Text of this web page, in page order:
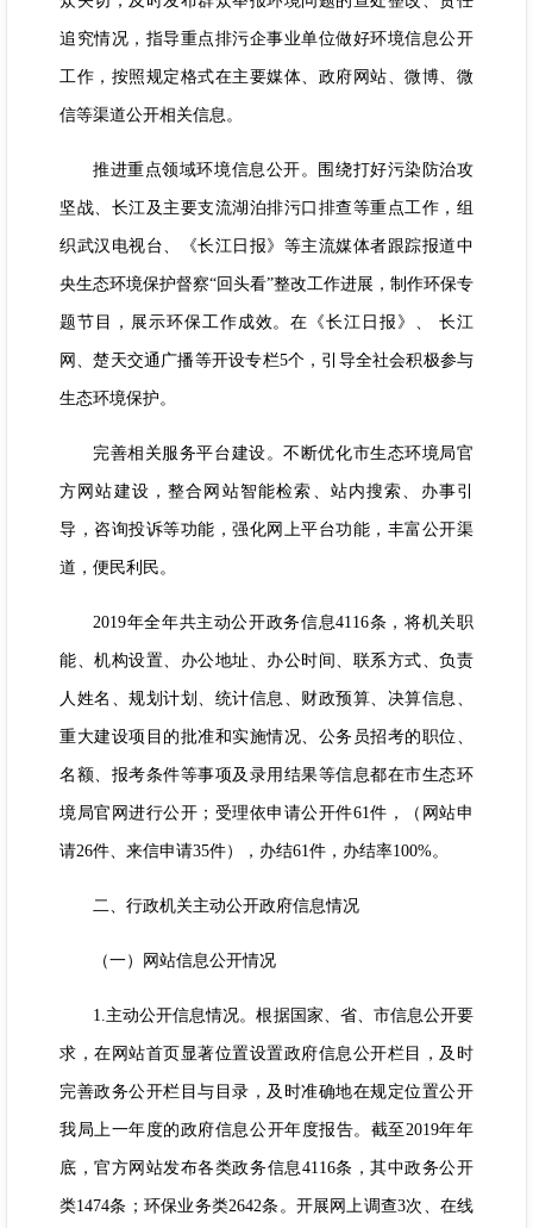
追究情况，指导重点排污企事业单位做好环境信息公开
工作，按照规定格式在主要媒体、政府网站、微博、微
信等渠道公开相关信息。
推进重点领域环境信息公开。 围绕打好污染防治攻
坚战、长江及主要支流湖泊排污口排查等重点工作，组
织武汉电视台、《长江日报》等主流媒体者跟踪报道中
央生态环境保护督察“回头看”整改工作进展，制作环保专
题节目，展示环保工作成效。在《长江日报》、 长江
网、楚天交通广播等开设专栏5个，引导全社会积极参与
生态环境保护。
完善相关服务平台建设。不断优化市生态环境局官
方网站建设，整合网站智能检索、站内搜索、办事引
导，咨询投诉等功能，强化网上平台功能，丰富公开渠
道，便民利民。
2019年全年共主动公开政务信息4116条，将机关职
能、机构设置、办公地址、办公时间、联系方式、负责
人姓名、规划计划、统计信息、财政预算、决算信息、
重大建设项目的批准和实施情况、公务员招考的职位、
名额、报考条件等事项及录用结果等信息都在市生态环
境局官网进行公开；受理依申请公开件61件，（网站申
请26件、来信申请35件），办结61件，办结率100%。
二、行政机关主动公开政府信息情况
（一）网站信息公开情况
1.主动公开信息情况。根据国家、省、市信息公开要
求，在网站首页显著位置设置政府信息公开栏目，及时
完善政务公开栏目与目录，及时准确地在规定位置公开
我局上一年度的政府信息公开年度报告。截至2019年年
底，官方网站发布各类政务信息4116条，其中政务公开
类1474条；环保业务类2642条。开展网上调查3次、在线